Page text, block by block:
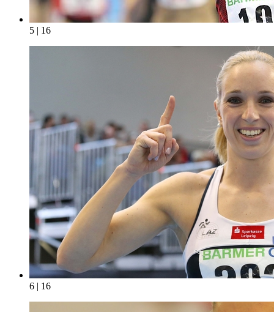
5 | 16
6 | 16